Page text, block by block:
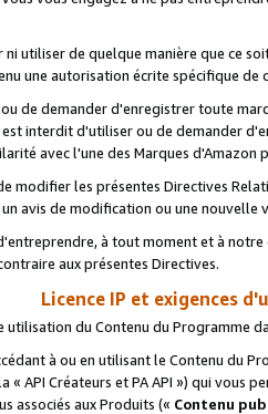
ni utiliser de quelque manière que ce
une autorisation écrite spécifique de
de demander d'enregistrer toute
interdit d'utiliser ou de demander
avec l'une des Marques
modifier les présentes Directives
avis de modification ou une nouvelle
à tout moment et à
aux présentes Directives.
Licence IP et exigences
utilisation du Contenu du Programme
à ou en utilisant le Contenu du
« API Créateurs et PA API ») qui vous
associés aux Produits (« Contenu